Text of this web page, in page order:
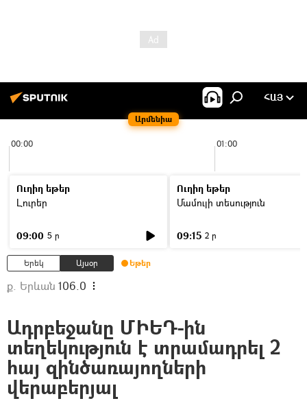
Արմենիա
ՀԱՅ
00:00 01:00
Ուղիղ եթեր
Լուրեր
09:00 5 ր
Ուղիղ եթեր
Մամուլի տեսություն
09:15 2 ր
Երեկ Այսօր Եթեր
ք. Երևան 106.0
Ադրբեջանը ՄԻԵԴ-ին
տեղեկություն է տրամադրել 2
հայ զինծառայողների
վերաբերյալ